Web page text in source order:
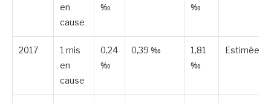
en
cause
‰
‰
2017
1 mis
en
cause
0,24
‰
0,39 ‰
1,81
‰
Estimée